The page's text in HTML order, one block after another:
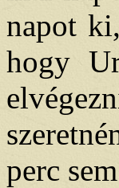
napot
hogy
perc